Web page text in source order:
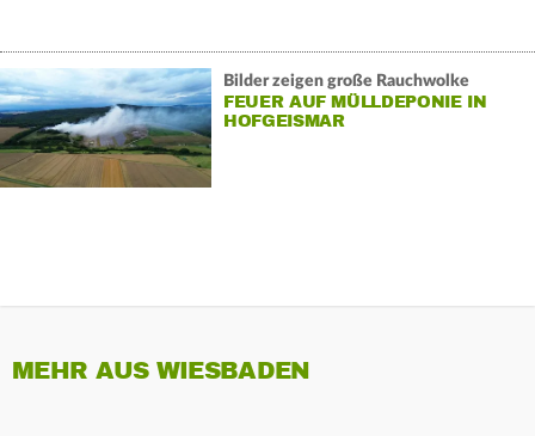
Bilder zeigen große Rauchwolke
FEUER AUF MÜLLDEPONIE IN
HOFGEISMAR
MEHR AUS WIESBADEN